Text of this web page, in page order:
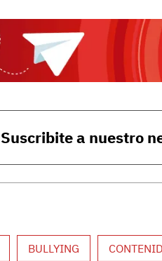
Suscribite a nuestro
BULLYING